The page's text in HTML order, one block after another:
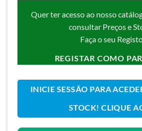
Quer ter acesso ao nosso
consultar Preços e
Faça o seu
REGISTAR COMO
INICIE SESSÃO PARA
STOCK! CLIQUE